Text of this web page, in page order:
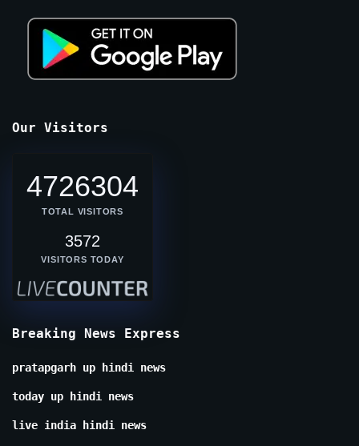
Our Visitors
4726304
TOTAL VISITORS
3572
VISITORS TODAY
Breaking News Express
pratapgarh up hindi news
today up hindi news
live india hindi news